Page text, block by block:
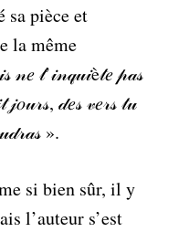
pièce et
la même
𝓉’𝒾𝓃𝓆𝓊𝒾è𝓉𝑒 𝓅𝒶𝓈
𝒹𝑒𝓈 𝓋𝑒𝓇𝓈 𝓉𝓊
».
si bien sûr, il y
l’auteur s’est